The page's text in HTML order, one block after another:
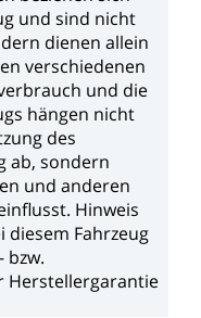
und sind nicht
dienen allein
verschiedenen
und die
hängen nicht
des
ab, sondern
und anderen
Hinweis
diesem Fahrzeug
bzw.
Herstellergarantie